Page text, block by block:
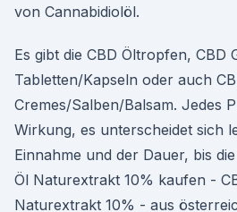
von Cannabidiolöl.
Es gibt die CBD Öltropfen, CBD
Tabletten/Kapseln oder auch
Cremes/Salben/Balsam. Jedes
Wirkung, es unterscheidet sich
Einnahme und der Dauer, bis
Öl Naturextrakt 10% kaufen -
Naturextrakt 10% - aus